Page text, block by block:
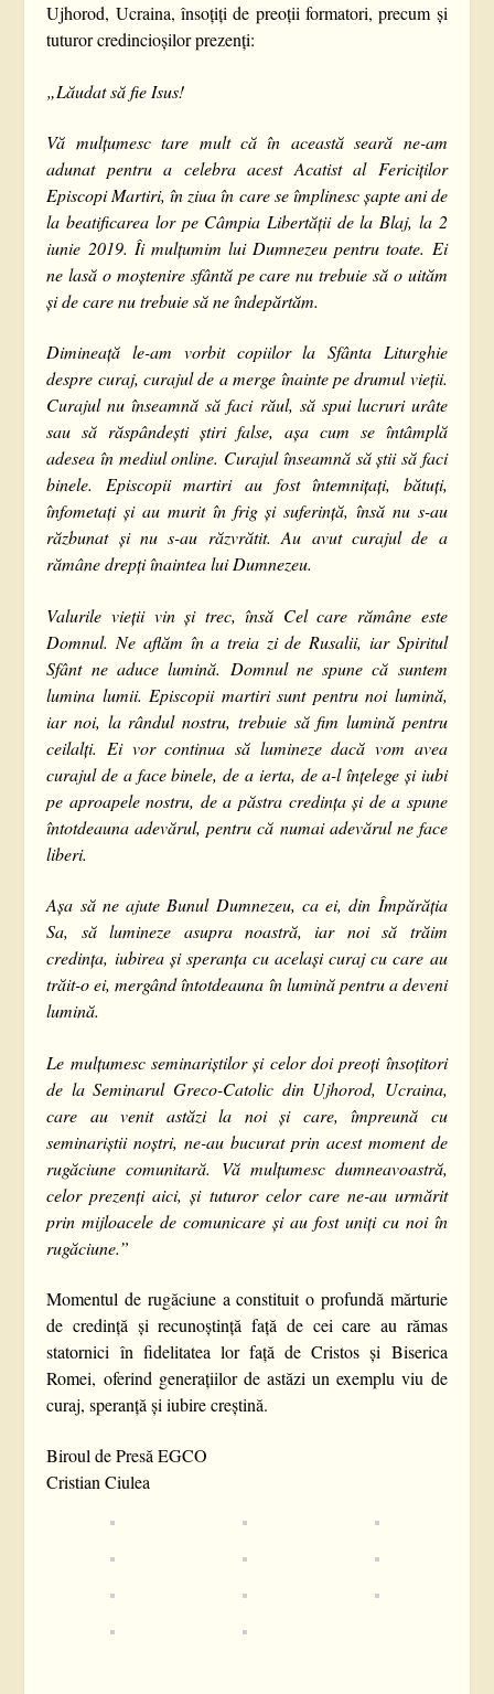
Ujhorod, Ucraina, însoțiți de preoții formatori, precum și
tuturor credincioșilor prezenți:
„Lăudat să fie Isus!
Vă mulțumesc tare mult că în această seară ne-am
adunat pentru a celebra acest Acatist al Fericiților
Episcopi Martiri, în ziua în care se împlinesc șapte ani de
la beatificarea lor pe Câmpia Libertății de la Blaj, la 2
iunie 2019. Îi mulțumim lui Dumnezeu pentru toate. Ei
ne lasă o moștenire sfântă pe care nu trebuie să o uităm
și de care nu trebuie să ne îndepărtăm.
Dimineață le-am vorbit copiilor la Sfânta Liturghie
despre curaj, curajul de a merge înainte pe drumul vieții.
Curajul nu înseamnă să faci răul, să spui lucruri urâte
sau să răspândești știri false, așa cum se întâmplă
adesea în mediul online. Curajul înseamnă să știi să faci
binele. Episcopii martiri au fost întemnițați, bătuți,
înfometați și au murit în frig și suferință, însă nu s-au
răzbunat și nu s-au răzvrătit. Au avut curajul de a
rămâne drepți înaintea lui Dumnezeu.
Valurile vieții vin și trec, însă Cel care rămâne este
Domnul. Ne aflăm în a treia zi de Rusalii, iar Spiritul
Sfânt ne aduce lumină. Domnul ne spune că suntem
lumina lumii. Episcopii martiri sunt pentru noi lumină,
iar noi, la rândul nostru, trebuie să fim lumină pentru
ceilalți. Ei vor continua să lumineze dacă vom avea
curajul de a face binele, de a ierta, de a-l înțelege și iubi
pe aproapele nostru, de a păstra credința și de a spune
întotdeauna adevărul, pentru că numai adevărul ne face
liberi.
Așa să ne ajute Bunul Dumnezeu, ca ei, din Împărăția
Sa, să lumineze asupra noastră, iar noi să trăim
credința, iubirea și speranța cu același curaj cu care au
trăit-o ei, mergând întotdeauna în lumină pentru a deveni
lumină.
Le mulțumesc seminariștilor și celor doi preoți însoțitori
de la Seminarul Greco-Catolic din Ujhorod, Ucraina,
care au venit astăzi la noi și care, împreună cu
seminariștii noștri, ne-au bucurat prin acest moment de
rugăciune comunitară. Vă mulțumesc dumneavoastră,
celor prezenți aici, și tuturor celor care ne-au urmărit
prin mijloacele de comunicare și au fost uniți cu noi în
rugăciune.”
Momentul de rugăciune a constituit o profundă mărturie
de credință și recunoștință față de cei care au rămas
statornici în fidelitatea lor față de Cristos și Biserica
Romei, oferind generațiilor de astăzi un exemplu viu de
curaj, speranță și iubire creștină.
Biroul de Presă EGCO
Cristian Ciulea